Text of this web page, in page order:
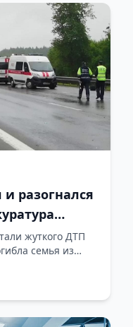
разогнался
о гибели
жуткого ДТП
семья из